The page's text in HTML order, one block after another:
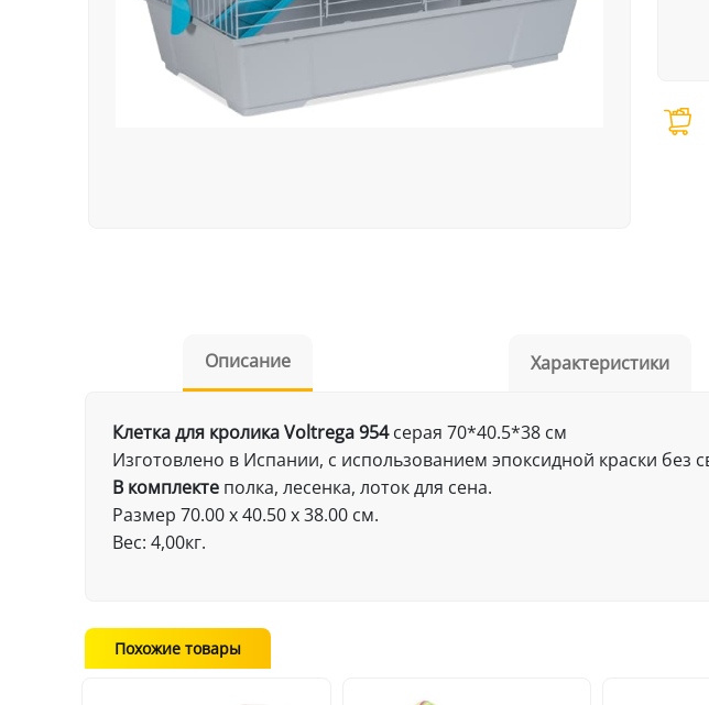
Описание Характеристики
Клетка для кролика Voltrega 954серая 70*40.5*38 см
Изготовлено в Испании, с использованием эпоксидной краски без
В комплекте полка, лесенка, лоток для сена.
Размер 70.00 x 40.50 x 38.00 см.
Вес: 4,00кг.
Похожие товары